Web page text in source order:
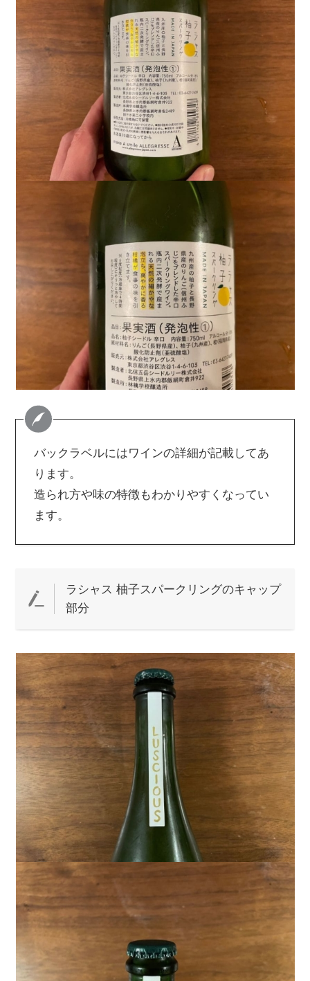
バックラベルにはワインの詳細が記載してあ
ります。
造られ方や味の特徴もわかりやすくなってい
ます。
ラシャス 柚子スパークリングのキャップ
部分